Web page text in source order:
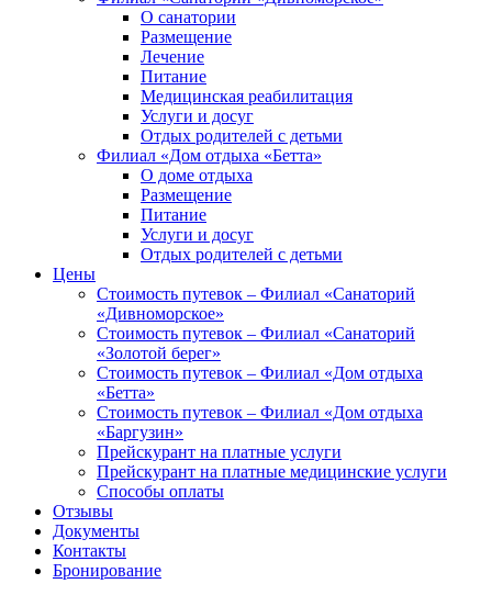
О санатории
Размещение
Лечение
Питание
Медицинская реабилитация
Услуги и досуг
Отдых родителей с детьми
Филиал «Дом отдыха «Бетта»
О доме отдыха
Размещение
Питание
Услуги и досуг
Отдых родителей с детьми
Цены
Стоимость путевок – Филиал «Санаторий
«Дивноморское»
Стоимость путевок – Филиал «Санаторий
«Золотой берег»
Стоимость путевок – Филиал «Дом отдыха
«Бетта»
Стоимость путевок – Филиал «Дом отдыха
«Баргузин»
Прейскурант на платные услуги
Прейскурант на платные медицинские услуги
Способы оплаты
Отзывы
Документы
Контакты
Бронирование